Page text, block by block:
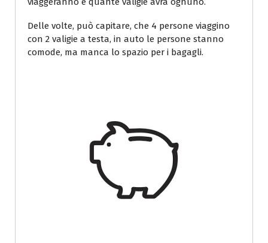
Delle volte, può capitare, che 4 persone viaggino
con 2 valigie a testa, in auto le persone stanno
comode, ma manca lo spazio per i bagagli.